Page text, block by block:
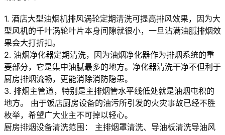
1. 酒店大型油烟机排风涡轮定期清洗可提高排风效果，因为大
型风机的千叶涡轮叶片本身间隙就很小，一旦沾满油腻排烟效
果会大打折扣。
2. 油烟净化器定期清洗，因为油烟净化器作为排烟系统的重
要部分，它是集中油腻最多的地方。净化器清洗干净不但利于
厨房排烟流畅，更能消除消防隐患。
3. 排烟主管道，特别是主排烟管水平线低处就是油烟屯积的
地方。 由于饭店厨房设备的油污所引发的火灾事故已经不胜
枚举，希望广大业主不可掉以轻心。
厨房排烟设备清洗范围： 主排烟罩清洗、导油板清洗导油风